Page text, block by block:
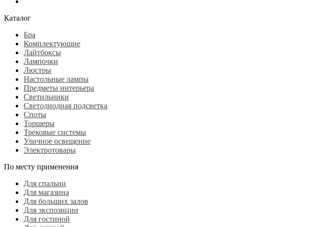
Каталог
Бра
Комплектующие
Лайтбоксы
Лампочки
Люстры
Настольные лампы
Предметы интерьера
Светильники
Светодиодная подсветка
Споты
Торшеры
Трековые системы
Уличное освещение
Электротовары
По месту применения
Для спальни
Для магазина
Для больших залов
Для экспозиции
Для гостиной